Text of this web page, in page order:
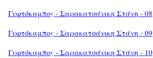
Γυφτόκαμπος - Σαρακατσάνικη Στάνη - 08
Γυφτόκαμπος - Σαρακατσάνικη Στάνη - 09
Γυφτόκαμπος - Σαρακατσάνικη Στάνη - 10